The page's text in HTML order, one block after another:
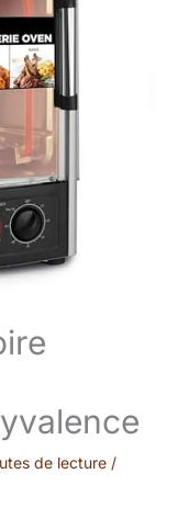
de lecture /